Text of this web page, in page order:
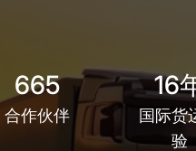
665
合作伙伴
16
国际货
验